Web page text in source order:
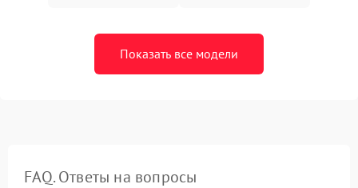
Показать все модели
FAQ. Ответы на вопросы